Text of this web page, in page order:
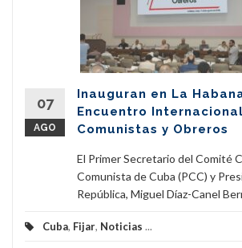
07
AGO
Inauguran en La
Encuentro
Comunistas y Obreros
El Primer Secretario del Comité
Comunista de Cuba (PCC) y
República, Miguel Díaz-Canel
Cuba, Fijar, Noticias ...